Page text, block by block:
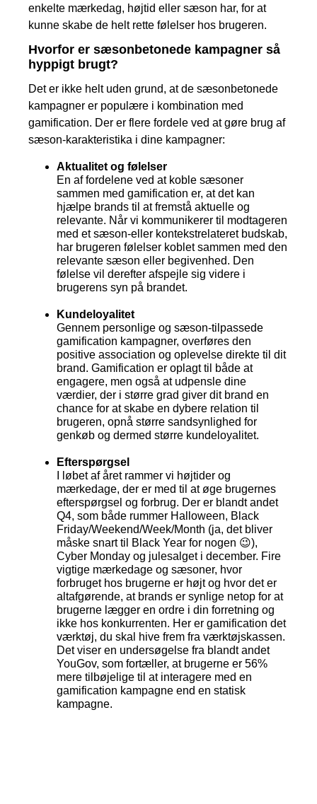
enkelte mærkedag, højtid eller sæson har, for at
kunne skabe de helt rette følelser hos brugeren.
Hvorfor er sæsonbetonede kampagner så
hyppigt brugt?
Det er ikke helt uden grund, at de sæsonbetonede
kampagner er populære i kombination med
gamification. Der er flere fordele ved at gøre brug af
sæson-karakteristika i dine kampagner:
Aktualitet og følelser
En af fordelene ved at koble sæsoner
sammen med gamification er, at det kan
hjælpe brands til at fremstå aktuelle og
relevante. Når vi kommunikerer til modtageren
med et sæson-eller kontekstrelateret budskab,
har brugeren følelser koblet sammen med den
relevante sæson eller begivenhed. Den
følelse vil derefter afspejle sig videre i
brugerens syn på brandet.
Kundeloyalitet
Gennem personlige og sæson-tilpassede
gamification kampagner, overføres den
positive association og oplevelse direkte til dit
brand. Gamification er oplagt til både at
engagere, men også at udpensle dine
værdier, der i større grad giver dit brand en
chance for at skabe en dybere relation til
brugeren, opnå større sandsynlighed for
genkøb og dermed større kundeloyalitet.
Efterspørgsel
I løbet af året rammer vi højtider og
mærkedage, der er med til at øge brugernes
efterspørgsel og forbrug. Der er blandt andet
Q4, som både rummer Halloween, Black
Friday/Weekend/Week/Month (ja, det bliver
måske snart til Black Year for nogen 😉),
Cyber Monday og julesalget i december. Fire
vigtige mærkedage og sæsoner, hvor
forbruget hos brugerne er højt og hvor det er
altafgørende, at brands er synlige netop for at
brugerne lægger en ordre i din forretning og
ikke hos konkurrenten. Her er gamification det
værktøj, du skal hive frem fra værktøjskassen.
Det viser en undersøgelse fra blandt andet
YouGov, som fortæller, at brugerne er 56%
mere tilbøjelige til at interagere med en
gamification kampagne end en statisk
kampagne.